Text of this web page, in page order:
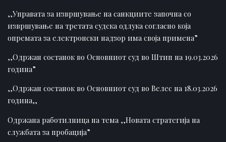
,,Управата за извршување на санкциите започна со
извршување на третата судска одлука согласно која
опремата за електронски надзор има своја примена”
,,Одржан состанок во Основниот суд во Штип на 19.03.2026
година”
,,Одржан состанок во Основниот суд во Велес на 18.03.2026
година,,
Одржана работилница на тема ,,Новата стратегија на
службата за пробација”